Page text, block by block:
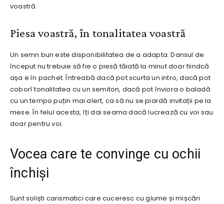
voastră.
Piesa voastră, în tonalitatea voastră
Un semn bun este disponibilitatea de a adapta. Dansul de
început nu trebuie să fie o piesă tăiată la minut doar fiindcă
așa e în pachet. Întreabă dacă pot scurta un intro, dacă pot
coborî tonalitatea cu un semiton, dacă pot înviora o baladă
cu un tempo puțin mai alert, ca să nu se piardă invitații pe la
mese. În felul acesta, îți dai seama dacă lucrează cu voi sau
doar pentru voi.
Vocea care te convinge cu ochii
închiși
Sunt soliști carismatici care cuceresc cu glume și mișcări